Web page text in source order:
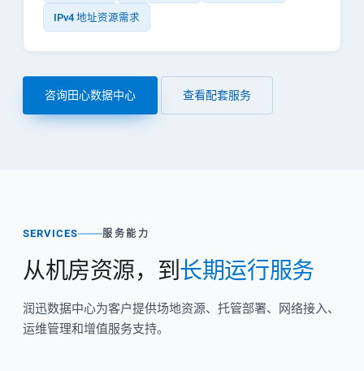
IPv4 地址资源需求
咨询田心数据中心 查看配套服务
SERVICES 服务能力
从机房资源，到长期运行服务
润迅数据中心为客户提供场地资源、托管部署、网络接入、
运维管理和增值服务支持。